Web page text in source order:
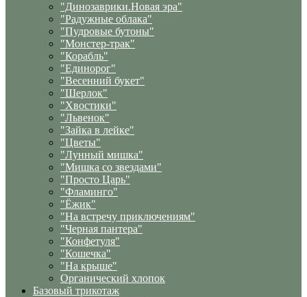
"Динозаврики.Новая эра"
"Радужные облака"
"Пудровые бутоны"
"Монстер-трак"
"Корабль"
"Единорог"
"Весенний букет"
"Шерлок"
"Хвостики"
"Львенок"
"Зайка в лейке"
"Цветы"
"Лунный мишка"
"Мишка со звездами"
"Просто Царь"
"Фламинго"
"Ёжик"
"На встречу приключениям"
"Черная пантера"
"Конфетуля"
"Кошечка"
"На крыше"
Органический хлопок
Базовый трикотаж